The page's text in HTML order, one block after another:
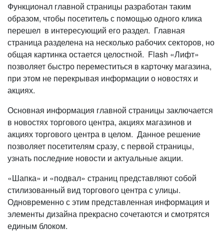
Функционал главной страницы разработан таким
образом, чтобы посетитель с помощью одного клика
перешел в интересующий его раздел. Главная
страница разделена на несколько рабочих секторов, но
общая картинка остается целостной. Flash «Лифт»
позволяет быстро переместиться в карточку магазина,
при этом не перекрывая информации о новостях и
акциях.
Основная информация главной страницы заключается
в новостях торгового центра, акциях магазинов и
акциях торгового центра в целом. Данное решение
позволяет посетителям сразу, с первой страницы,
узнать последние новости и актуальные акции.
«Шапка» и «подвал» страниц представляют собой
стилизованный вид торгового центра с улицы.
Одновременно с этим представленная информация и
элементы дизайна прекрасно сочетаются и смотрятся
единым блоком.